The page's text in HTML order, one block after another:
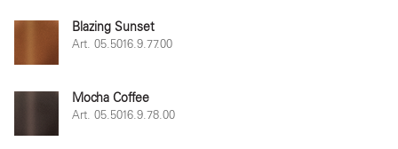
Blazing Sunset
Art. 05.5016.9.77.00
Mocha Coffee
Art. 05.5016.9.78.00